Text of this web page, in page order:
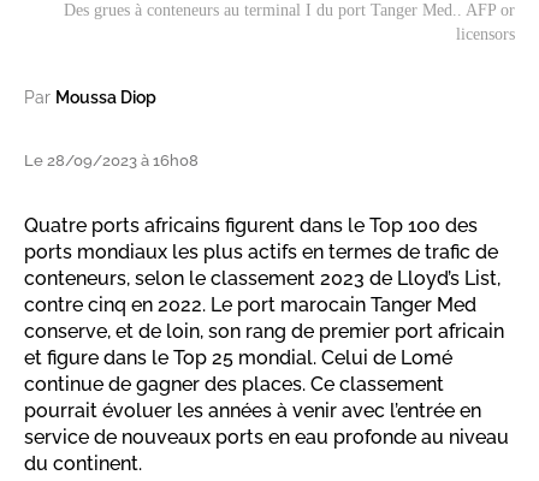
Des grues à conteneurs au terminal I du port Tanger Med.. AFP or
licensors
Par Moussa Diop
Le 28/09/2023 à 16h08
Quatre ports africains figurent dans le Top 100 des
ports mondiaux les plus actifs en termes de trafic de
conteneurs, selon le classement 2023 de Lloyd’s List,
contre cinq en 2022. Le port marocain Tanger Med
conserve, et de loin, son rang de premier port africain
et figure dans le Top 25 mondial. Celui de Lomé
continue de gagner des places. Ce classement
pourrait évoluer les années à venir avec l’entrée en
service de nouveaux ports en eau profonde au niveau
du continent.